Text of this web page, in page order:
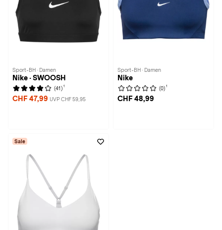
Sport-BH · Damen
Nike · SWOOSH
(41) 1
CHF 47,99 UVP CHF 59,95
Sport-BH · Damen
Nike
(0) 1
CHF 48,99
Sale